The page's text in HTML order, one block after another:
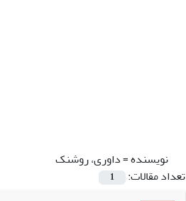
نویسنده =داوری، روشنک
تعداد مقالات:
1